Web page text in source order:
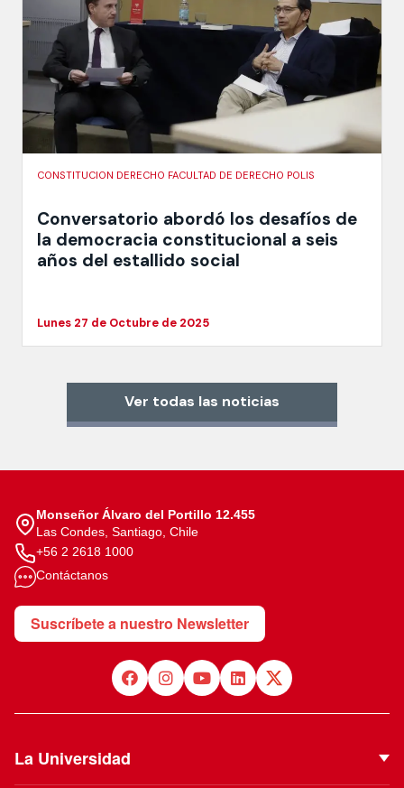
CONSTITUCION DERECHO FACULTAD DE DERECHO POLIS
Conversatorio abordó los desafíos de
la democracia constitucional a seis
años del estallido social
Lunes 27 de Octubre de 2025
Ver todas las noticias
Monseñor Álvaro del Portillo 12.455
Las Condes, Santiago, Chile
+56 2 2618 1000
Contáctanos
Suscríbete a nuestro Newsletter
La Universidad